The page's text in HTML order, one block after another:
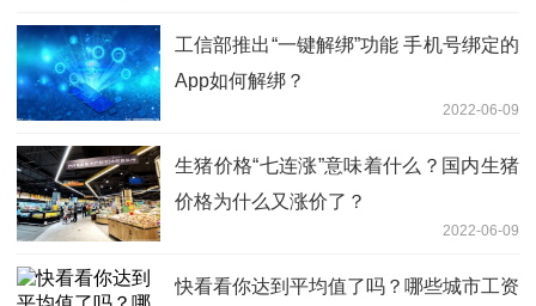
工信部推出“一键解绑”功能 手机号绑定的
App如何解绑？
2022-06-09
生猪价格“七连涨”意味着什么？国内生猪
价格为什么又涨价了？
2022-06-09
快看看你达到平均值了吗？哪些城市工资